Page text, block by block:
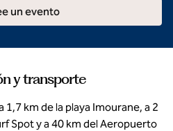
un evento
y transporte
1,7 km de la playa Imourane, a 2
Spot y a 40 km del Aeropuerto